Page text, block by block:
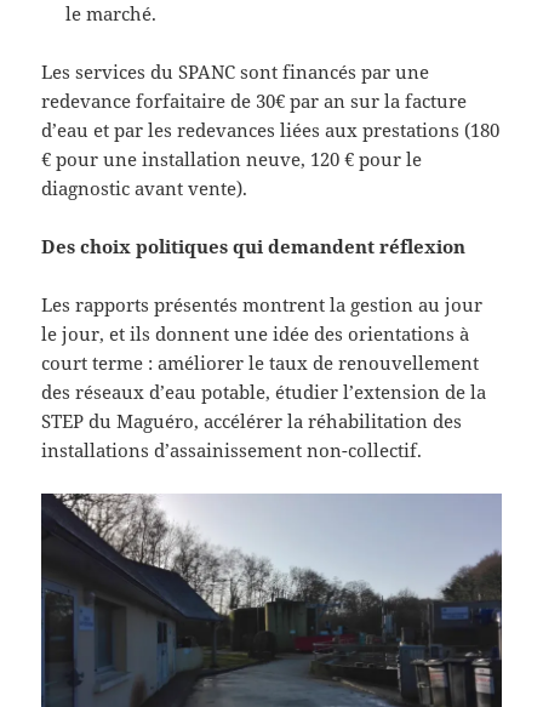
le marché.
Les services du SPANC sont financés par une
redevance forfaitaire de 30€ par an sur la facture
d’eau et par les redevances liées aux prestations (180
€ pour une installation neuve, 120 € pour le
diagnostic avant vente).
Des choix politiques qui demandent réflexion
Les rapports présentés montrent la gestion au jour
le jour, et ils donnent une idée des orientations à
court terme : améliorer le taux de renouvellement
des réseaux d’eau potable, étudier l’extension de la
STEP du Maguéro, accélérer la réhabilitation des
installations d’assainissement non-collectif.